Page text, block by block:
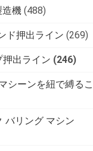
造機 (488)
ド押出ライン (269)
出ライン (246)
シーンを紐で縛るこ
バリング マシン